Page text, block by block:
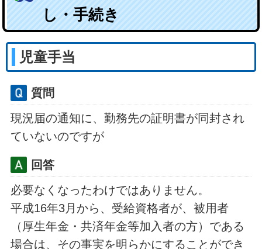
し・手続き
児童手当
質問
現況届の通知に、勤務先の証明書が同封され
ていないのですが
回答
必要なくなったわけではありません。
平成16年3月から、受給資格者が、被用者
（厚生年金・共済年金等加入者の方）である
場合は、その事実を明らかにすることができ